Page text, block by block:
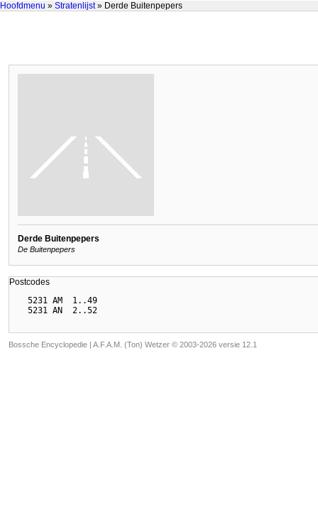
Hoofdmenu » Stratenlijst» Derde Buitenpepers
Derde Buitenpepers
De Buitenpepers
Postcodes
  5231 AM  1..49
Bossche Encyclopedie | A.F.A.M. (Ton) Wetzer © 2003-2026 versie 12.1